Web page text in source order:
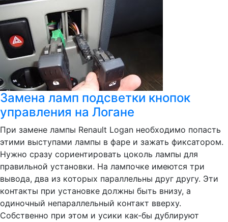
Замена ламп подсветки кнопок
управления на Логане
При замене лампы Renault Logan необходимо попасть
этими выступами лампы в фаре и зажать фиксатором.
Нужно сразу сориентировать цоколь лампы для
правильной установки. На лампочке имеются три
вывода, два из которых параллельны друг другу. Эти
контакты при установке должны быть внизу, а
одиночный непараллельный контакт вверху.
Собственно при этом и усики как-бы дублируют